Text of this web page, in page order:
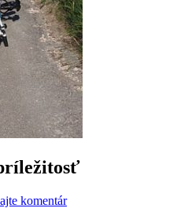
komentár